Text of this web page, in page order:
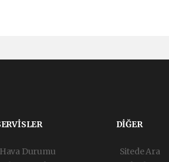
Hava Durumu
DİĞER
Sitede Ara